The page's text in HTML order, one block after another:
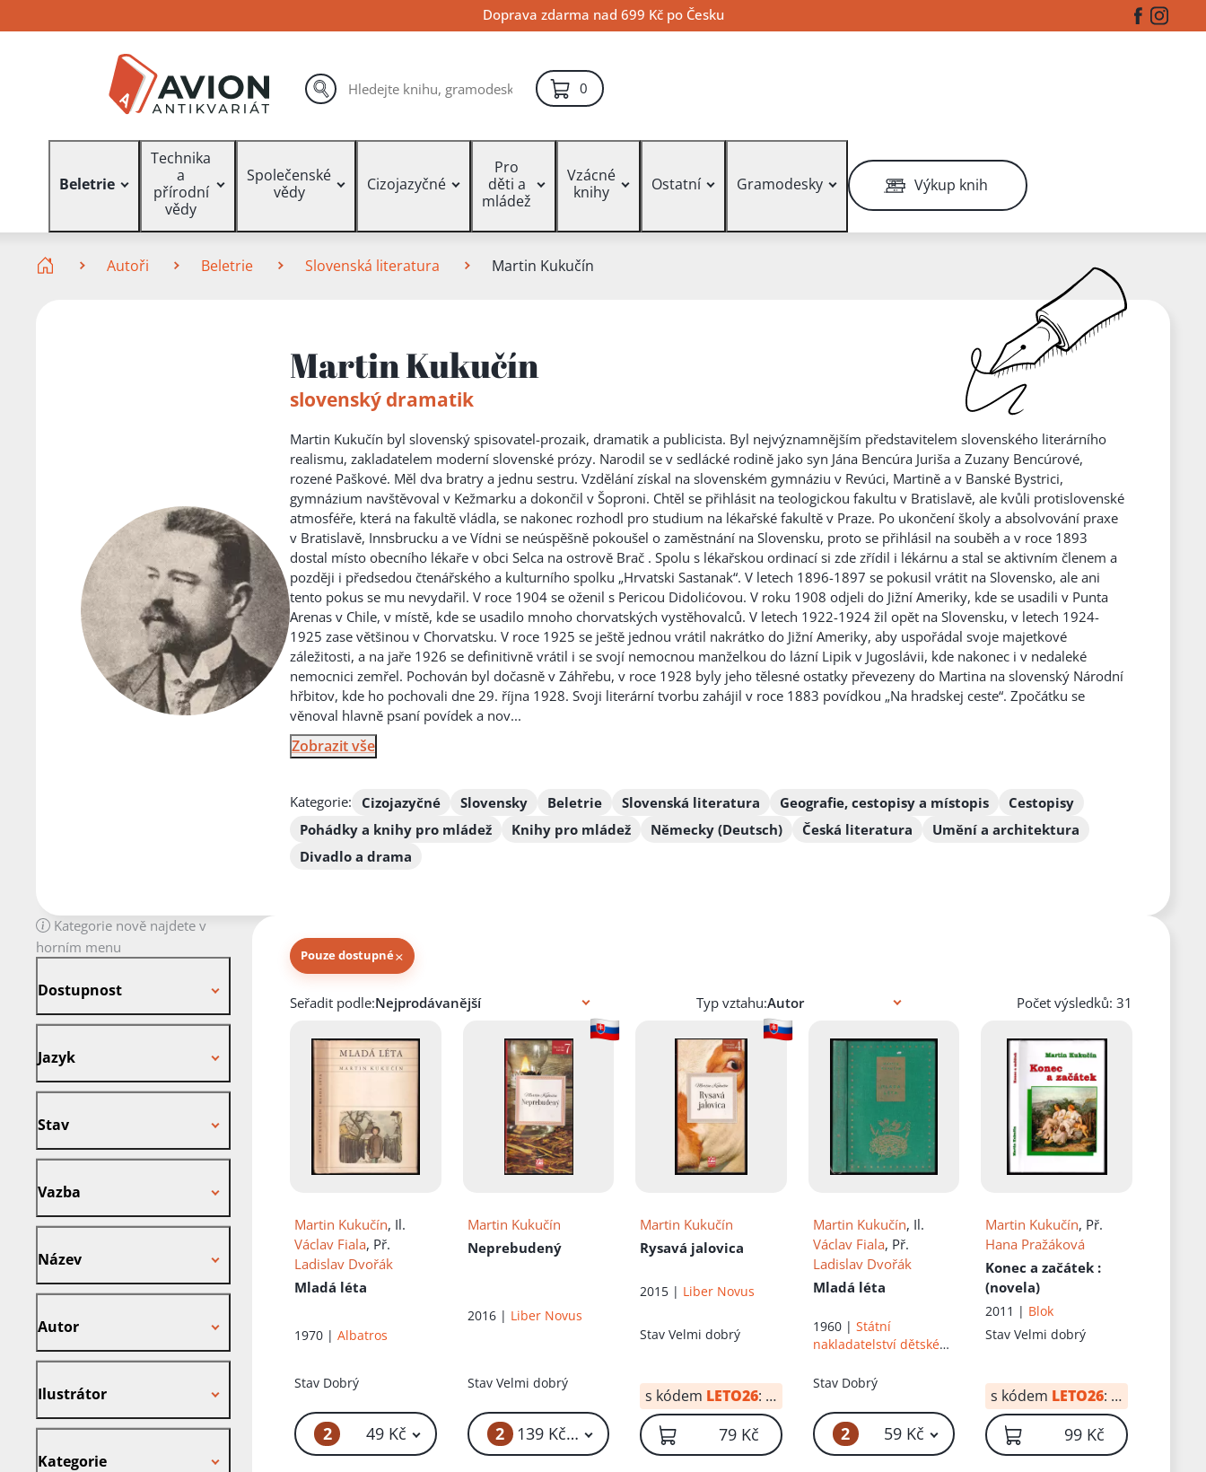
na
na
na
Doprava zdarma nad 699 Kč po Česku Facebook
Vyhledávání hledat
0položek – košík
Beletrie
Technika
a
přírodní
vědy
Společenské
vědy
Cizojazyčné
Pro
děti a
mládež
Vzácné
knihy
Ostatní Gramodesky Výkup knih
Autoři Beletrie Slovenská literatura Martin Kukučín
Martin Kukučín
slovenský dramatik
Martin Kukučín byl slovenský spisovatel-prozaik, dramatik a publicista. Byl nejvýznamnějším představitelem slovenského literárního
realismu, zakladatelem moderní slovenské prózy. Narodil se v sedlácké rodině jako syn Jána Bencúra Juriša a Zuzany Bencúrové,
rozené Paškové. Měl dva bratry a jednu sestru. Vzdělání získal na slovenském gymnáziu v Revúci, Martině a v Banské Bystrici,
gymnázium navštěvoval v Kežmarku a dokončil v Šoproni. Chtěl se přihlásit na teologickou fakultu v Bratislavě, ale kvůli protislovenské
atmosféře, která na fakultě vládla, se nakonec rozhodl pro studium na lékařské fakultě v Praze. Po ukončení školy a absolvování praxe
v Bratislavě, Innsbrucku a ve Vídni se neúspěšně pokoušel o zaměstnání na Slovensku, proto se přihlásil na souběh a v roce 1893
dostal místo obecního lékaře v obci Selca na ostrově Brač . Spolu s lékařskou ordinací si zde zřídil i lékárnu a stal se aktivním členem a
později i předsedou čtenářského a kulturního spolku „Hrvatski Sastanak“. V letech 1896-1897 se pokusil vrátit na Slovensko, ale ani
tento pokus se mu nevydařil. V roce 1904 se oženil s Pericou Didolićovou. V roku 1908 odjeli do Jižní Ameriky, kde se usadili v Punta
Arenas v Chile, v místě, kde se usadilo mnoho chorvatských vystěhovalců. V letech 1922-1924 žil opět na Slovensku, v letech 1924-
1925 zase většinou v Chorvatsku. V roce 1925 se ještě jednou vrátil nakrátko do Jižní Ameriky, aby uspořádal svoje majetkové
záležitosti, a na jaře 1926 se definitivně vrátil i se svojí nemocnou manželkou do lázní Lipik v Jugoslávii, kde nakonec i v nedaleké
nemocnici zemřel. Pochován byl dočasně v Záhřebu, v roce 1928 byly jeho tělesné ostatky převezeny do Martina na slovenský Národní
hřbitov, kde ho pochovali dne 29. října 1928. Svoji literární tvorbu zahájil v roce 1883 povídkou „Na hradskej ceste“. Zpočátku se
věnoval hlavně psaní povídek a nov...
Zobrazit vše
Kategorie: Cizojazyčné Slovensky Beletrie Slovenská literatura Geografie, cestopisy a místopis
Cestopisy
Pohádky a knihy pro mládež
Knihy pro mládež Německy (Deutsch) Česká literatura
Umění a architektura
Divadlo a drama
Kategorie nově najdete v
horním menu
Dostupnost
Jazyk
Stav
Vazba
Název
Autor
Ilustrátor
Kategorie
Pouze dostupné×
Knihy autora
Seřadit podle: Typ vztahu: Počet výsledků: 31
Martin Kukučín, Il.
Václav Fiala, Př.
Ladislav Dvořák
Mladá léta
1970 |Albatros
Stav Dobrý
2 49 Kč
Martin Kukučín
Neprebudený
2016 | Liber Novus
Stav Velmi dobrý
2 139 Kč – 149 Kč
Martin Kukučín
Rysavá jalovica
2015 | Liber Novus
StavVelmi dobrý
s kódem LETO26: 55 Kč
79 Kč
Martin Kukučín, Il.
Václav Fiala, Př.
Ladislav Dvořák
Mladá léta
1960 | Státní
nakladatelství dětské
Stav Dobrý
2 59 Kč
Martin Kukučín, Př.
Hana Pražáková
Konec a začátek :
(novela)
2011 | Blok
StavVelmi dobrý
s kódem LETO26: 69 Kč
99 Kč